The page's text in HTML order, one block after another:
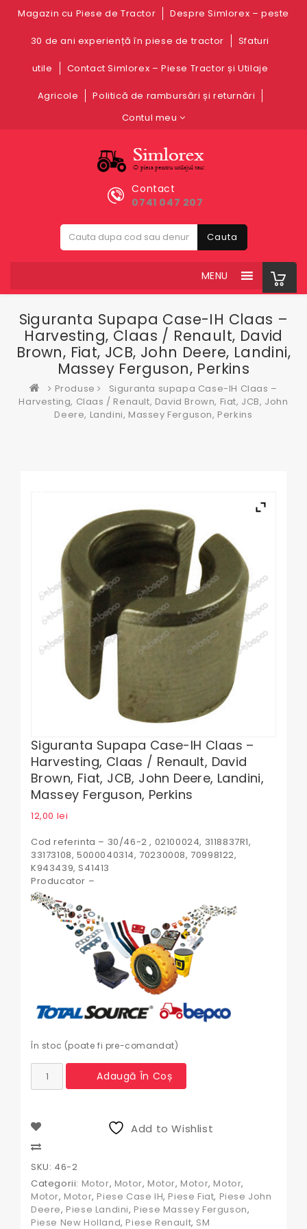
Magazin cu Piese de Tractor Despre Simlorex – peste
30 de ani experiență în piese de tractor Sfaturi
utile Contact Simlorex – Piese Tractor și Utilaje
Agricole
Politică de rambursări și returnări
Contul meu
Contact
0741 047 207
Cauta
MENU
Siguranta Supapa Case-IH Claas –
Harvesting, Claas / Renault, David
Brown, Fiat, JCB, John Deere, Landini,
Massey Ferguson, Perkins
Produse
Siguranta supapa Case-IH Claas –
Harvesting, Claas / Renault, David Brown, Fiat, JCB, John
Deere, Landini, Massey Ferguson, Perkins
Siguranta Supapa Case-IH Claas –
Harvesting, Claas / Renault, David
Brown, Fiat, JCB, John Deere, Landini,
Massey Ferguson, Perkins
12,00 lei
Cod referinta – 30/46-2 , 02100024, 3118837R1,
33173108, 5000040314, 70230008, 70998122,
K943439, S41413
Producator –
În stoc (poate fi pre-comandat)
Cantitate
Siguranta
IH
Claas
-
Claas
/
Renault,
David
Brown,
Adaugă În Coș
Add to Wishlist
SKU: 46-2
Categorii: Motor, Motor, Motor, Motor, Motor,
Motor, Motor, Piese Case IH, Piese Fiat, Piese John
Deere, Piese Landini, Piese Massey Ferguson,
Piese New Holland, Piese Renault, SM